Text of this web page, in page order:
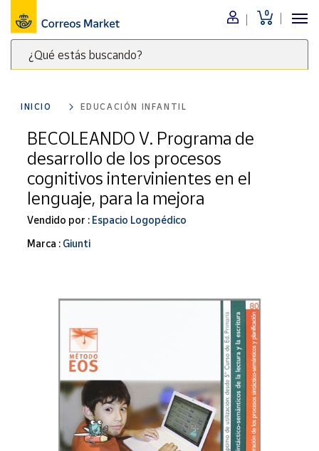
0
¿Qué estás buscando?
clave
para
buscar
productos
Correos
Market
Menú
Nuestro
catálogo
Alimentación
Bebidas
Ocio y cultura
Juguetes y
juegos
Libros y
Para Canarias,
Ceuta y Melilla
INICIO EDUCACIÓN INFANTIL
BECOLEANDO V. Programa de
desarrollo de los procesos
cognitivos intervinientes en el
lenguaje, para la mejora
Vendido por : Espacio Logopédico
Marca : Giunti